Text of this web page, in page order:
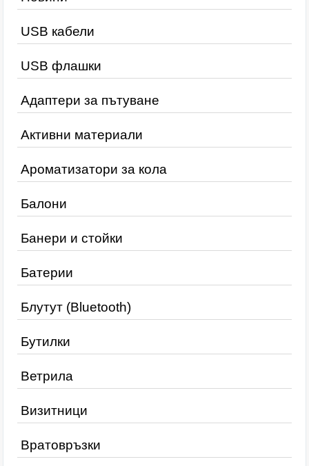
USB кабели
USB флашки
Адаптери за пътуване
Активни материали
Ароматизатори за кола
Балони
Банери и стойки
Батерии
Блутут (Bluetooth)
Бутилки
Ветрила
Визитници
Вратовръзки